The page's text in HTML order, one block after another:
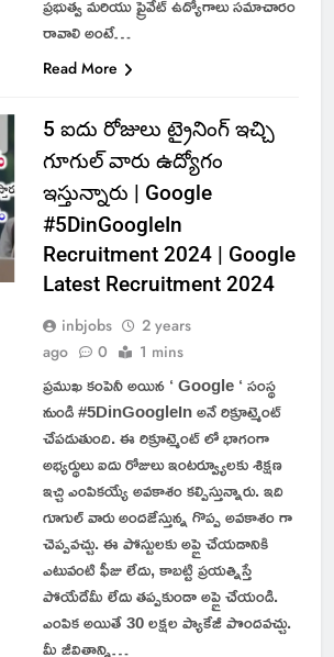
రావాలి అంటే…
Read More
5 ఐదు రోజులు ట్రైనింగ్ ఇచ్చి
గూగుల్ వారు ఉద్యోగం
ఇస్తున్నారు | Google
#5DinGoogleIn
Recruitment 2024 | Google
Latest Recruitment 2024
inbjobs
2 years
ago
0 1 mins
ప్రముఖ కంపెనీ అయిన ‘ Google ‘ సంస్థ
నుండి #5DinGoogleIn అనే రిక్రూట్మెంట్
చేపడుతుంది. ఈ రిక్రూట్మెంట్ లో భాగంగా
అభ్యర్థులు ఐదు రోజులు ఇంటర్వ్యూలకు శిక్షణ
ఇచ్చి ఎంపికయ్యే అవకాశం కల్పిస్తున్నారు. ఇది
గూగుల్ వారు అందజేస్తున్న గొప్ప అవకాశం గా
చెప్పవచ్చు. ఈ పోస్టులకు అప్లై చేయడానికి
ఎటువంటి ఫీజు లేదు, కాబట్టి ప్రయత్నిస్తే
పోయేదేమీ లేదు తప్పకుండా అప్లై చేయండి.
ఎంపిక అయితే 30 లక్షల ప్యాకేజీ పొందవచ్చు.
మీ జీవితాన్ని…